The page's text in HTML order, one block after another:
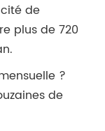
de
plus de 720
?
de